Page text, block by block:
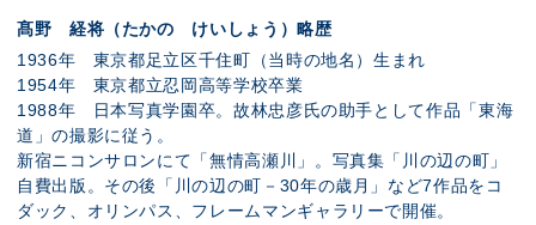
髙野 経将（たかの けいしょう）略歴
1936年 東京都足立区千住町（当時の地名）生まれ
1954年 東京都立忍岡高等学校卒業
1988年 日本写真学園卒。故林忠彦氏の助手として作品「東海
道」の撮影に従う。
新宿ニコンサロンにて「無情高瀬川」。写真集「川の辺の町」
自費出版。その後「川の辺の町－30年の歳月」など7作品をコ
ダック、オリンパス、フレームマンギャラリーで開催。